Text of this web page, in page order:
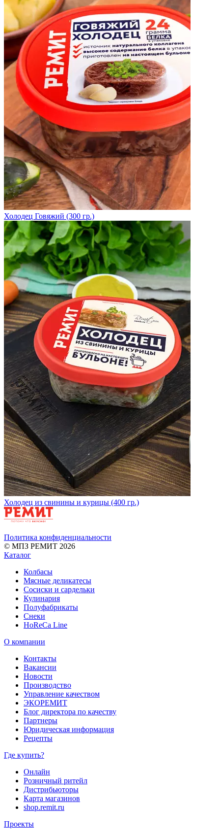
Холодец Говяжий (300 гр.)
Холодец из свинины и курицы (400 гр.)
Политика конфиденциальности
© МПЗ РЕМИТ 2026
Каталог
Колбасы
Мясные деликатесы
Сосиски и сардельки
Кулинария
Полуфабрикаты
Снеки
HoReCa Line
О компании
Контакты
Вакансии
Новости
Производство
Управление качеством
ЭКОРЕМИТ
Блог директора по качеству
Партнеры
Юридическая информация
Рецепты
Где купить?
Онлайн
Розничный ритейл
Дистрибьюторы
Карта магазинов
shop.remit.ru
Проекты